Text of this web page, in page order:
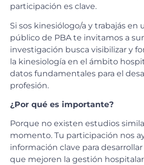
participación es clave.
Si sos kinesiólogo/a y trabajás en
público de PBA te invitamos a
investigación busca visibilizar y
la kinesiología en el ámbito
datos fundamentales para el
profesión.
¿Por qué es importante?
Porque no existen estudios
momento. Tu participación nos
información clave para
que mejoren la gestión